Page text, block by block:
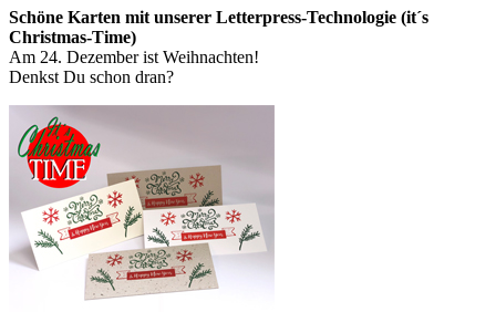
Schöne Karten mit unserer Letterpress-Technologie (it´s
Christmas-Time)
Am 24. Dezember ist Weihnachten!
Denkst Du schon dran?